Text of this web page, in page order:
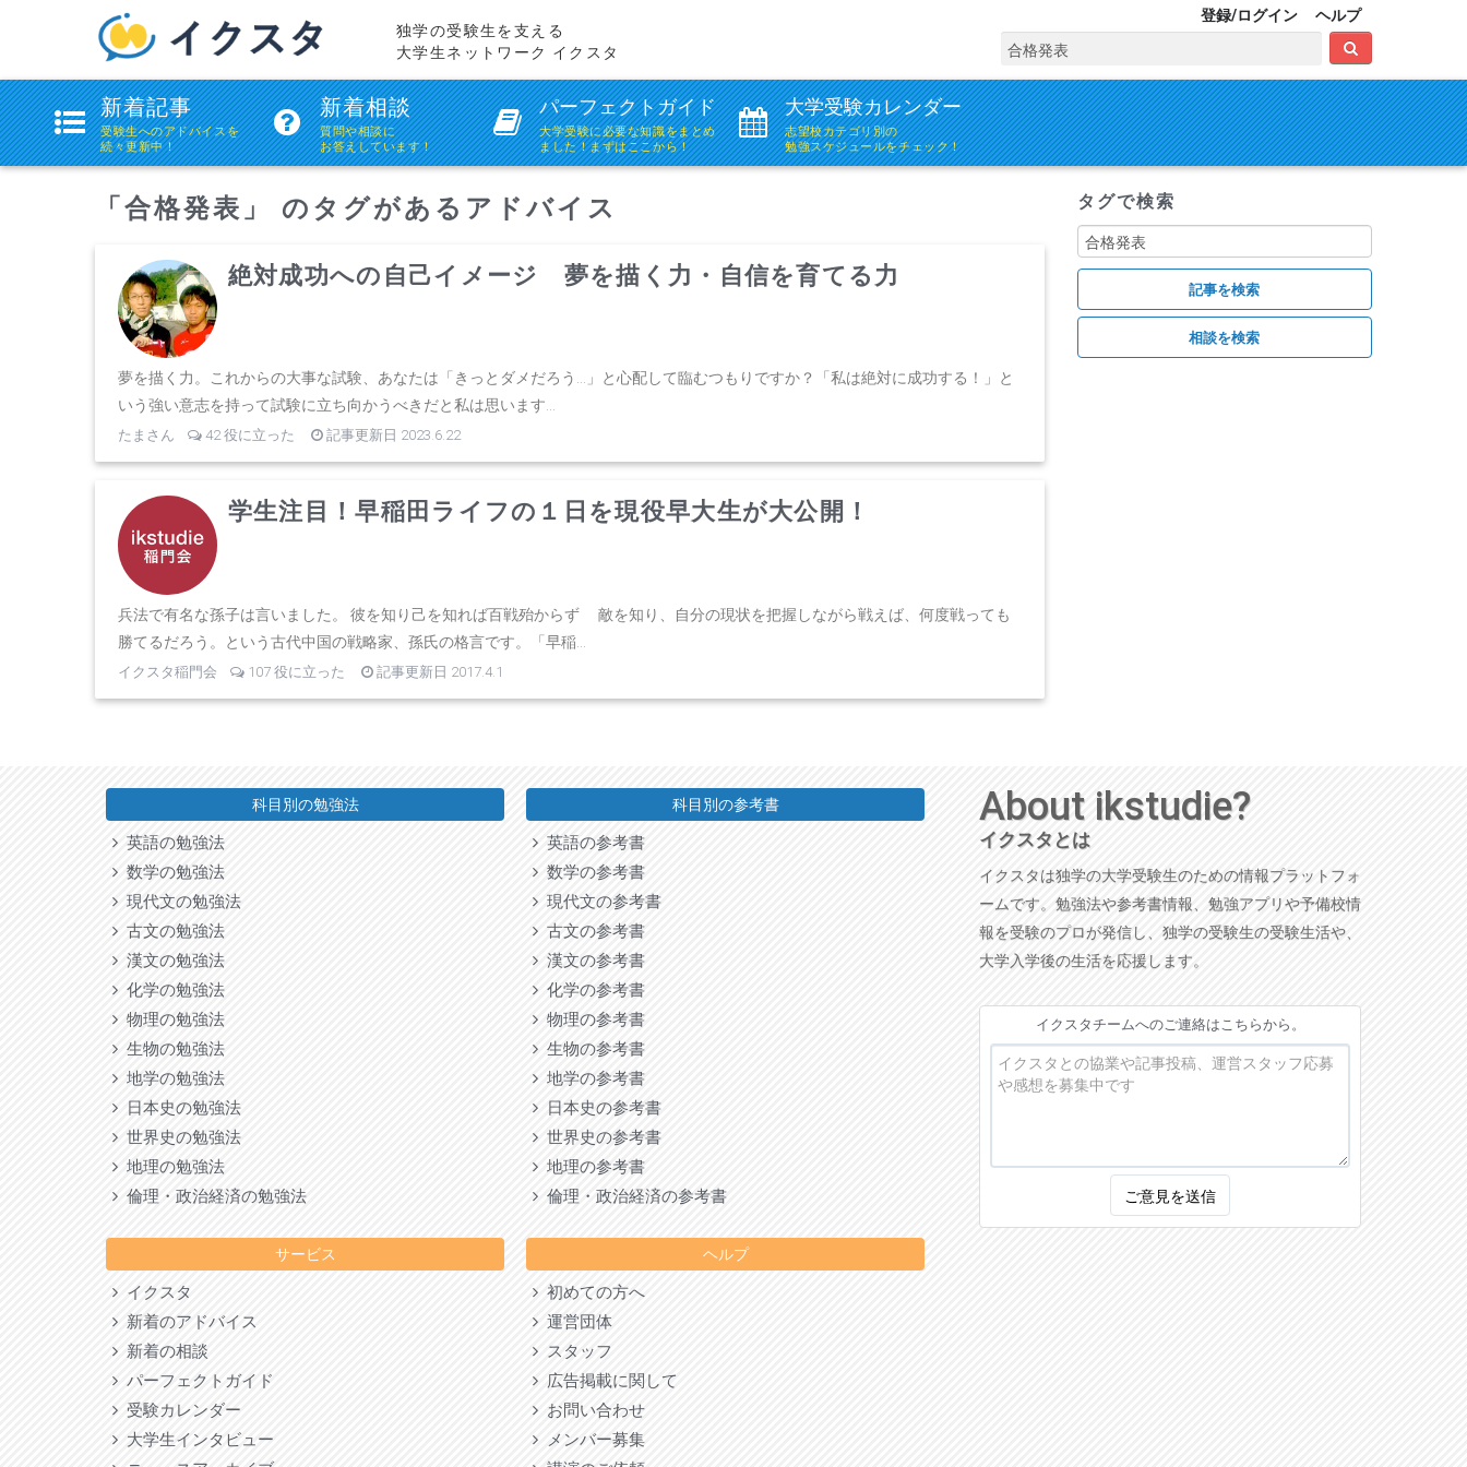
ikstudie(イ
ク
ス
タ)
独学の受験生を支える
大学生ネットワーク イクスタ
登録/ログイン ヘルプ
新着記事
受験生へのアドバイスを
続々更新中！
新着相談
質問や相談に
お答えしています！
パーフェクトガイド
大学受験に必要な知識をまとめ
ました！まずはここから！
大学受験カレンダー
志望校カテゴリ別の
勉強スケジュールをチェック！
「合格発表」 のタグがあるアドバイス
絶対成功への自己イメージ 夢を描く力・自信を育てる力
夢を描く力。これからの大事な試験、あなたは「きっとダメだろう…」と心配して臨むつもりですか？「私は絶対に成功する！」と
いう強い意志を持って試験に立ち向かうべきだと私は思います...
たまさん 42 役に立った 記事更新日 2023.6.22
学生注目！早稲田ライフの１日を現役早大生が大公開！
兵法で有名な孫子は言いました。 彼を知り己を知れば百戦殆からず 敵を知り、自分の現状を把握しながら戦えば、何度戦っても
勝てるだろう。という古代中国の戦略家、孫氏の格言です。「早稲...
イクスタ稲門会 107 役に立った 記事更新日 2017.4.1
タグで検索
科目別の勉強法
英語の勉強法
数学の勉強法
現代文の勉強法
古文の勉強法
漢文の勉強法
化学の勉強法
物理の勉強法
生物の勉強法
地学の勉強法
日本史の勉強法
世界史の勉強法
地理の勉強法
倫理・政治経済の勉強法
サービス
イクスタ
新着のアドバイス
新着の相談
パーフェクトガイド
受験カレンダー
大学生インタビュー
科目別の参考書
英語の参考書
数学の参考書
現代文の参考書
古文の参考書
漢文の参考書
化学の参考書
物理の参考書
生物の参考書
地学の参考書
日本史の参考書
世界史の参考書
地理の参考書
倫理・政治経済の参考書
ヘルプ
初めての方へ
運営団体
スタッフ
広告掲載に関して
お問い合わせ
メンバー募集
About ikstudie?
イクスタとは
イクスタは独学の大学受験生のための情報プラットフォ
ームです。勉強法や参考書情報、勉強アプリや予備校情
報を受験のプロが発信し、独学の受験生の受験生活や、
大学入学後の生活を応援します。
イクスタチームへのご連絡はこちらから。